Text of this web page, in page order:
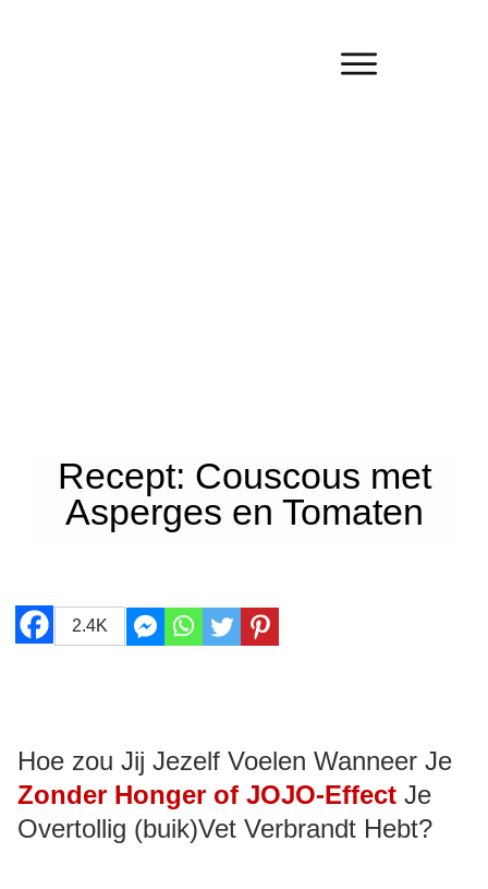
Recept: Couscous met
Asperges en Tomaten
2.4K
Hoe zou Jij Jezelf Voelen Wanneer Je
Zonder Honger of JOJO-Effect Je
Overtollig (buik)Vet Verbrandt Hebt?